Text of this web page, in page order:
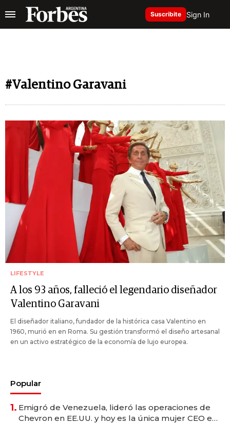
Suscribite Sign In
#Valentino Garavani
LIFESTYLE
A los 93 años, falleció el legendario diseñador
Valentino Garavani
El diseñador italiano, fundador de la histórica casa Valentino en
1960, murió en en Roma. Su gestión transformó el diseño artesanal
en un activo estratégico de la economía de lujo europea.
Popular
1. Emigró de Venezuela, lideró las operaciones de
Chevron en EE.UU. y hoy es la única mujer CEO en